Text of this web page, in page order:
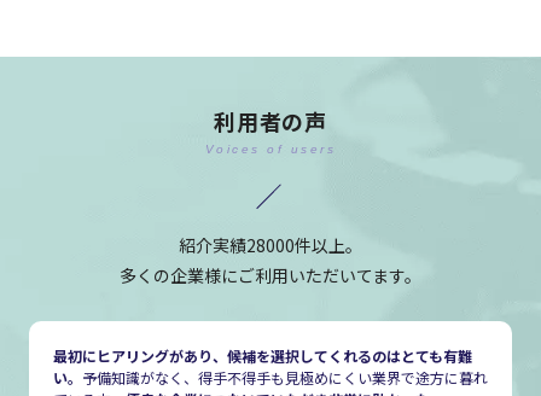
利用者の声
Voices of users
紹介実績28000件以上。
多くの企業様にご利用いただいてます。
最初にヒアリングがあり、候補を選択してくれるのはとても有難
い。 予備知識がなく、得手不得手も見極めにくい業界で途方に暮れ